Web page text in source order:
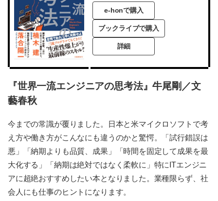
e-honで購入
ブックライブで購入
詳細
『世界一流エンジニアの思考法』牛尾剛／文
藝春秋
今までの常識が覆りました。日本と米マイクロソフトで考
え方や働き方がこんなにも違うのかと驚愕。「試行錯誤は
悪」「納期よりも品質、成果」「時間を固定して成果を最
大化する」「納期は絶対ではなく柔軟に」特にITエンジニ
アに超絶おすすめしたい本となりました。業種限らず、社
会人にも仕事のヒントになります。